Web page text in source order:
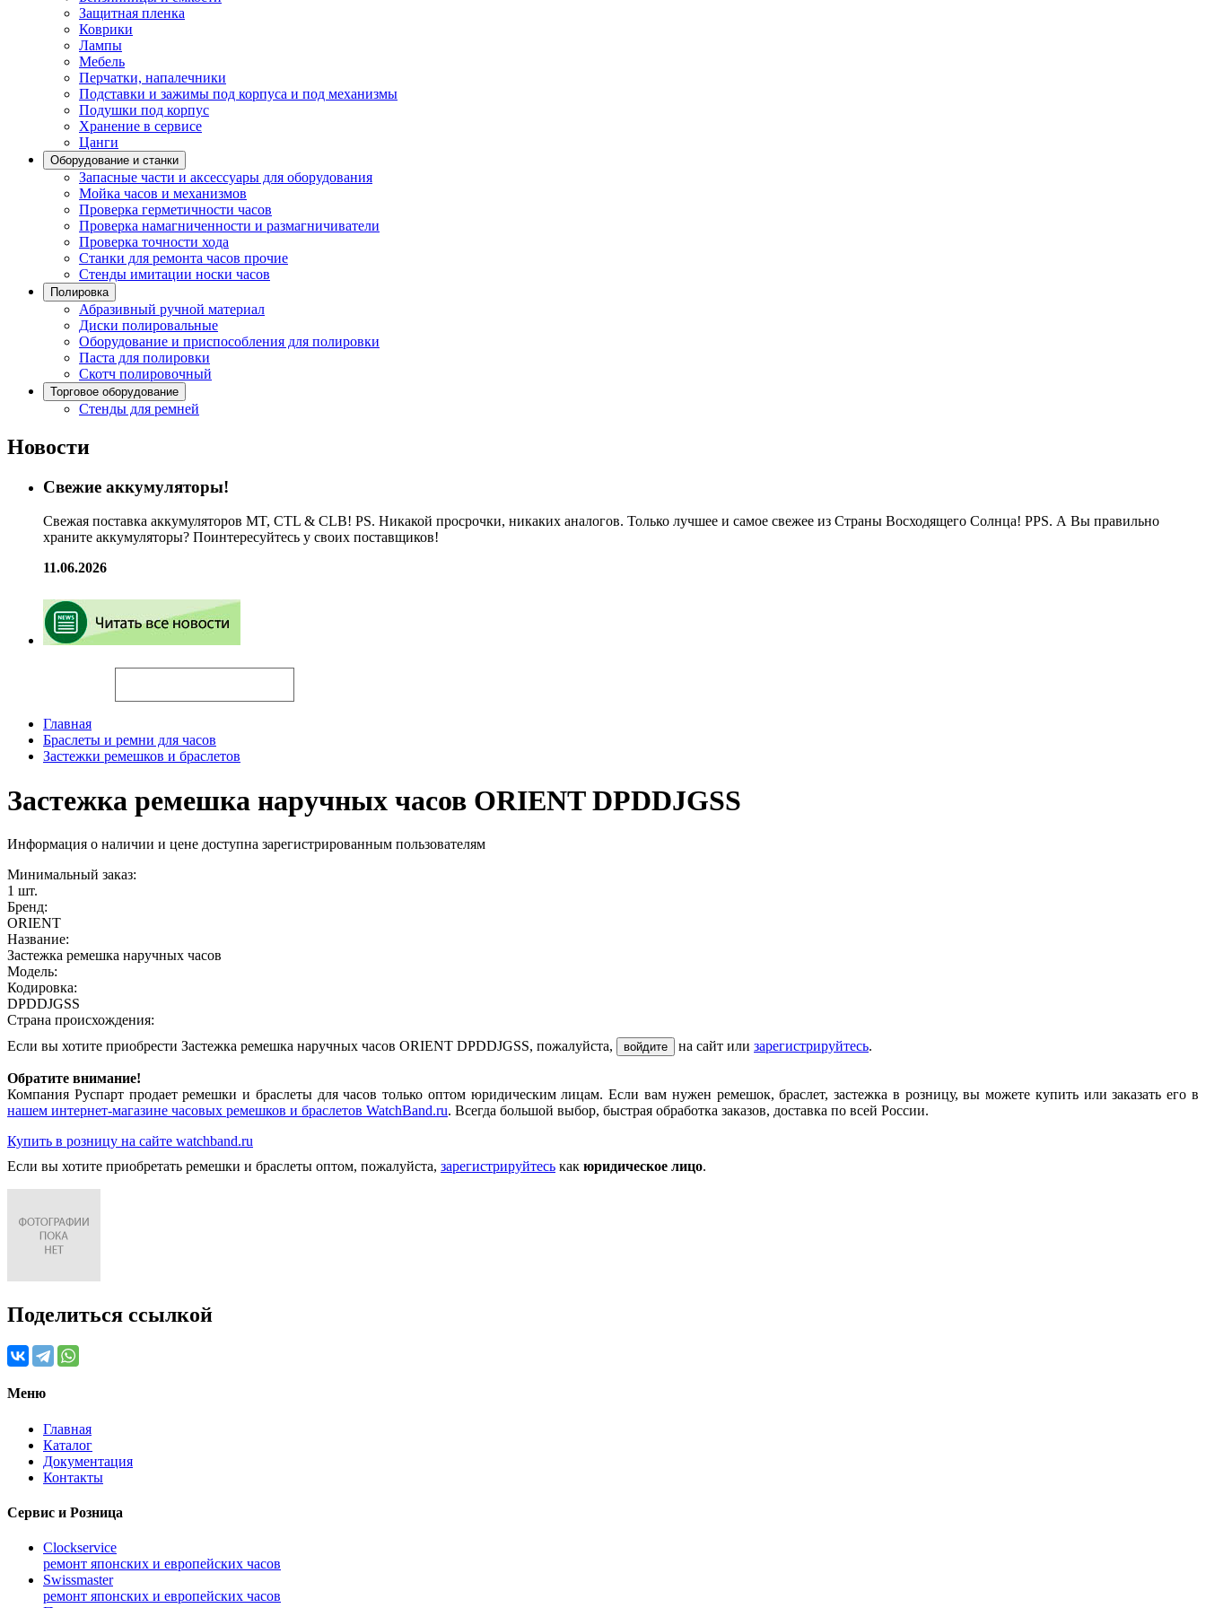
Защитная пленка
Коврики
Лампы
Мебель
Перчатки, напалечники
Подставки и зажимы под корпуса и под механизмы
Подушки под корпус
Хранение в сервисе
Цанги
Оборудование и станки
Запасные части и аксессуары для оборудования
Мойка часов и механизмов
Проверка герметичности часов
Проверка намагниченности и размагничиватели
Проверка точности хода
Станки для ремонта часов прочие
Стенды имитации носки часов
Полировка
Абразивный ручной материал
Диски полировальные
Оборудование и приспособления для полировки
Паста для полировки
Скотч полировочный
Торговое оборудование
Стенды для ремней
Новости
Свежие аккумуляторы!
Свежая поставка аккумуляторов MT, CTL & CLB! PS. Никакой просрочки, никаких аналогов. Только лучшее и самое свежее из Страны Восходящего Солнца! PPS. А Вы правильно
храните аккумуляторы? Поинтересуйтесь у своих поставщиков!
11.06.2026
Главная
Браслеты и ремни для часов
Застежки ремешков и браслетов
Застежка ремешка наручных часов ORIENT DPDDJGSS
Информация о наличии и цене доступна зарегистрированным пользователям
Минимальный заказ:
1 шт.
Бренд:
ORIENT
Название:
Застежка ремешка наручных часов
Модель:
Кодировка:
DPDDJGSS
Страна происхождения:
Если вы хотите приобрести Застежка ремешка наручных часов ORIENT DPDDJGSS, пожалуйста,
войдите на сайт или зарегистрируйтесь.
Обратите внимание!
Компания Руспарт продает ремешки и браслеты для часов только оптом юридическим лицам. Если вам нужен ремешок, браслет, застежка в розницу, вы можете купить или заказать его в
нашем интернет-магазине часовых ремешков и браслетов WatchBand.ru. Всегда большой выбор, быстрая обработка заказов, доставка по всей России.
Купить в розницу на сайте watchband.ru
Если вы хотите приобретать ремешки и браслеты оптом, пожалуйста, зарегистрируйтесь как юридическое лицо.
Поделиться ссылкой
Меню
Главная
Каталог
Документация
Контакты
Сервис и Розница
Clockservice
ремонт японских и европейских часов
Swissmaster
ремонт японских и европейских часов